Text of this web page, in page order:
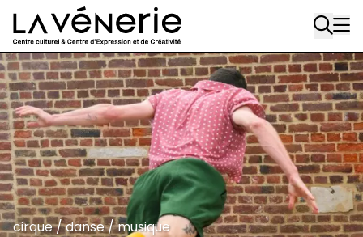
Aller au contenu principal
cirque/danse/musique